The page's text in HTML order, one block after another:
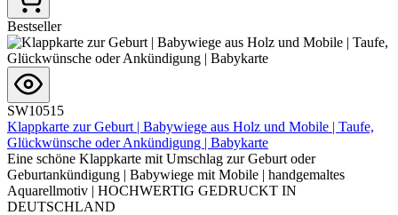
Bestseller
SW10515
Klappkarte zur Geburt | Babywiege aus Holz und Mobile | Taufe,
Glückwünsche oder Ankündigung | Babykarte
Eine schöne Klappkarte mit Umschlag zur Geburt oder
Geburtankündigung | Babywiege mit Mobile | handgemaltes
Aquarellmotiv | HOCHWERTIG GEDRUCKT IN
DEUTSCHLAND